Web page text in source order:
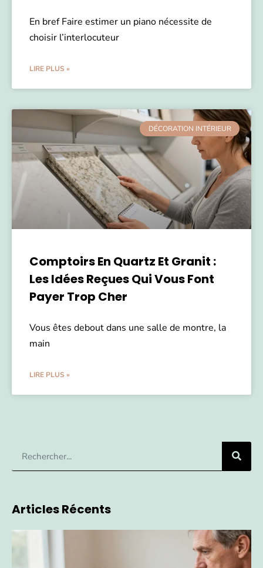
En bref Faire estimer un piano nécessite de
choisir l’interlocuteur
LIRE PLUS »
DÉCORATION INTÉRIEUR
Comptoirs En Quartz Et Granit :
Les Idées Reçues Qui Vous Font
Payer Trop Cher
Vous êtes debout dans une salle de montre, la
main
LIRE PLUS »
Articles Récents